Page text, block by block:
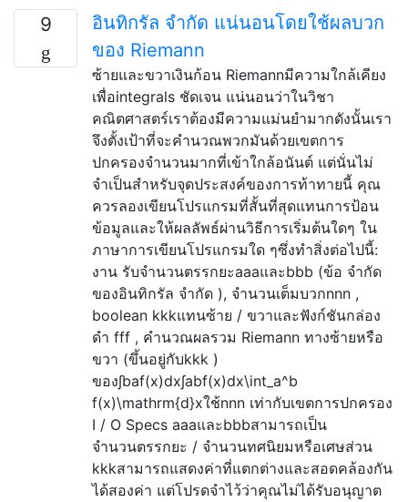
9
อินทิกรัล จำกัด แน่นอนโดยใช้ผลบวก
ของ Riemann
ซ้ายและขวาเงินก้อน Riemannมีความใกล้เคียง
เพื่อintegrals ชัดเจน แน่นอนว่าในวิชา
คณิตศาสตร์เราต้องมีความแม่นยำมากดังนั้นเรา
จึงตั้งเป้าที่จะคำนวณพวกมันด้วยเขตการ
ปกครองจำนวนมากที่เข้าใกล้อนันต์ แต่นั่นไม่
จำเป็นสำหรับจุดประสงค์ของการท้าทายนี้ คุณ
ควรลองเขียนโปรแกรมที่สั้นที่สุดแทนการป้อน
ข้อมูลและให้ผลลัพธ์ผ่านวิธีการเริ่มต้นใดๆ ใน
ภาษาการเขียนโปรแกรมใด ๆซึ่งทำสิ่งต่อไปนี้:
งาน รับจำนวนตรรกยะaaaและbbb (ข้อ จำกัด
ของอินทิกรัล จำกัด ), จำนวนเต็มบวกnnn ,
boolean kkkแทนซ้าย / ขวาและฟังก์ชันกล่อง
ดำ fff , คำนวณผลรวม Riemann ทางซ้ายหรือ
ขวา (ขึ้นอยู่กับkkk )
ของ∫baf(x)dx∫abf(x)dx\int_a^b
f(x)\mathrm{d}xใช้nnn เท่ากับเขตการปกครอง
I / O Specs aaaและbbbสามารถเป็น
จำนวนตรรกยะ / จำนวนทศนิยมหรือเศษส่วน
kkkสามารถแสดงค่าที่แตกต่างและสอดคล้องกัน
ได้สองค่า แต่โปรดจำไว้ว่าคุณไม่ได้รับอนุญาต